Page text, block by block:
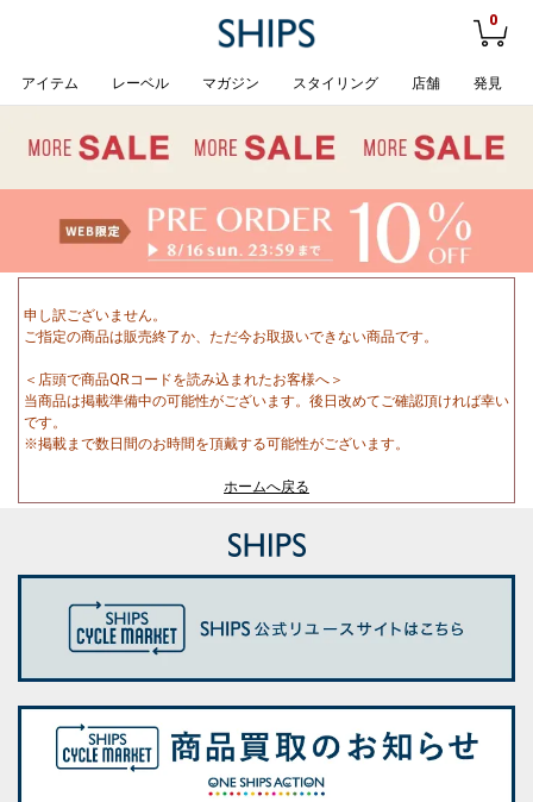
0
アイテム レーベル マガジン スタイリング 店舗 発見
申し訳ございません。
ご指定の商品は販売終了か、ただ今お取扱いできない商品です。
＜店頭で商品QRコードを読み込まれたお客様へ＞
当商品は掲載準備中の可能性がございます。後日改めてご確認頂ければ幸い
です。
※掲載まで数日間のお時間を頂戴する可能性がございます。
ホームへ戻る